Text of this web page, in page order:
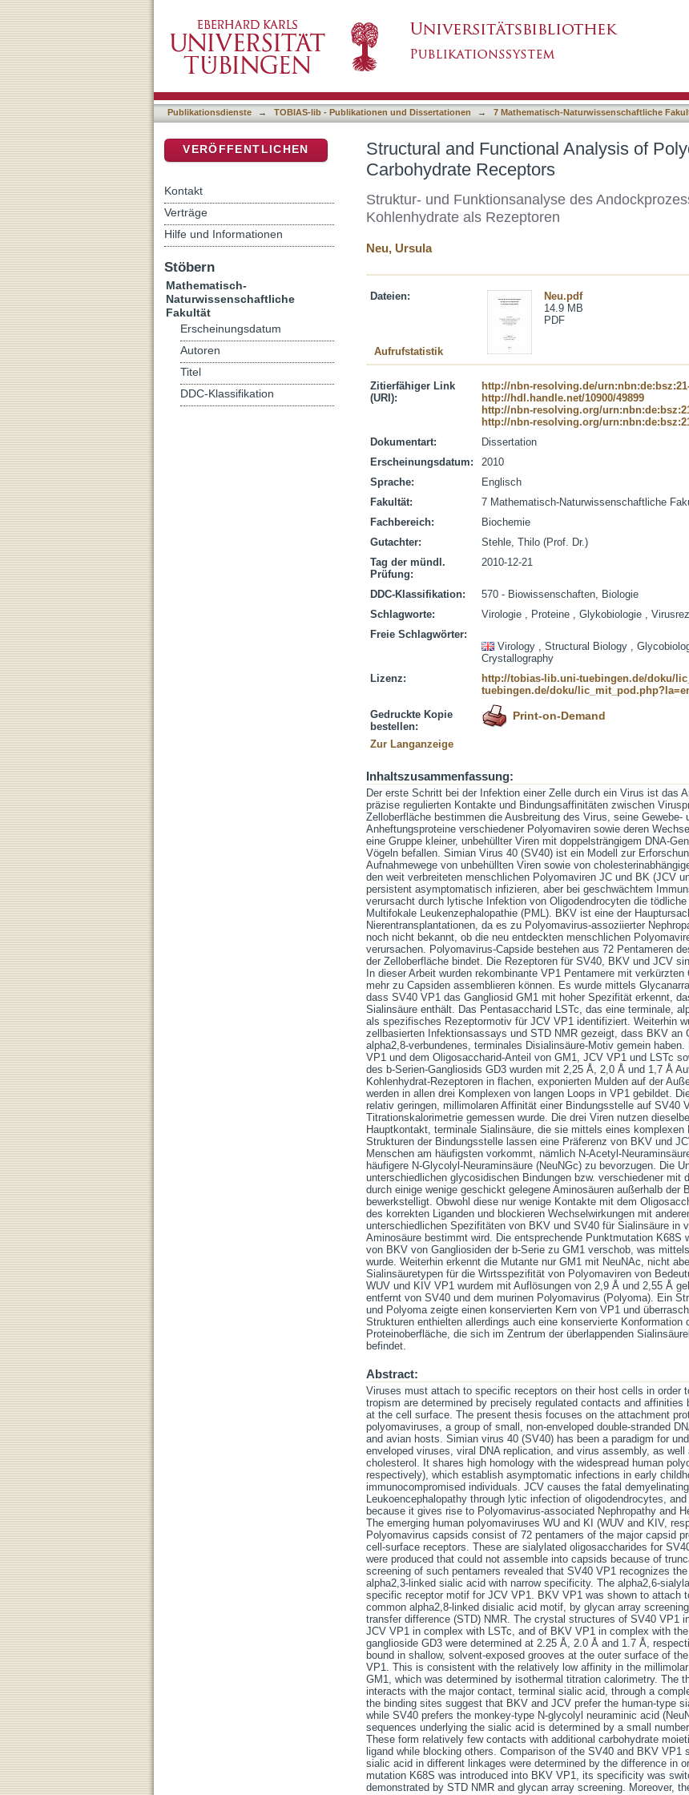
Publikationsdienste → TOBIAS-lib - Publikationen und Dissertationen → 7 Mathematisch-Naturwissenschaftliche
Structural and Functional Analysis of
Carbohydrate Receptors
Struktur- und Funktionsanalyse des
Kohlenhydrate als Rezeptoren
Neu, Ursula
Dateien:
Neu.pdf
14.9 MB
PDF
Aufrufstatistik
Zitierfähiger Link
(URI):
http://nbn-resolving.de/
http://hdl.handle.net/10900/49899
http://nbn-resolving.org/
http://nbn-resolving.org/
Dokumentart:
Dissertation
Erscheinungsdatum:
2010
Sprache:
Englisch
Fakultät:
7 Mathematisch-Naturwissenschaftliche
Fachbereich:
Biochemie
Gutachter:
Stehle, Thilo (Prof. Dr.)
Tag der mündl.
Prüfung:
2010-12-21
DDC-Klassifikation:
570 - Biowissenschaften, Biologie
Schlagworte:
Virologie , Proteine , Glykobiologie ,
Freie Schlagwörter:
Virology , Structural Biology ,
Crystallography
Lizenz:
http://tobias-lib.uni-tuebingen.de/doku/
tuebingen.de/doku/
Gedruckte Kopie
bestellen:
Print-on-Demand
Zur Langanzeige
Inhaltszusammenfassung:
Der erste Schritt bei der Infektion einer Zelle durch ein Virus ist das
präzise regulierten Kontakte und Bindungsaffinitäten zwischen
Zelloberfläche bestimmen die Ausbreitung des Virus, seine
Anheftungsproteine verschiedener Polyomaviren sowie deren
eine Gruppe kleiner, unbehüllter Viren mit doppelsträngigem DNA-
Vögeln befallen. Simian Virus 40 (SV40) ist ein Modell zur
Aufnahmewege von unbehüllten Viren sowie von
den weit verbreiteten menschlichen Polyomaviren JC und BK (JCV
persistent asymptomatisch infizieren, aber bei geschwächtem
verursacht durch lytische Infektion von Oligodendrocyten die
Multifokale Leukenzephalopathie (PML). BKV ist eine der
Nierentransplantationen, da es zu Polyomavirus-assoziierter
noch nicht bekannt, ob die neu entdeckten menschlichen
verursachen. Polyomavirus-Capside bestehen aus 72 Pentameren
der Zelloberfläche bindet. Die Rezeptoren für SV40, BKV und JCV
In dieser Arbeit wurden rekombinante VP1 Pentamere mit
mehr zu Capsiden assemblieren können. Es wurde mittels
dass SV40 VP1 das Gangliosid GM1 mit hoher Spezifität erkennt,
Sialinsäure enthält. Das Pentasaccharid LSTc, das eine terminale,
als spezifisches Rezeptormotiv für JCV VP1 identifiziert. Weiterhin
zellbasierten Infektionsassays und STD NMR gezeigt, dass BKV an
alpha2,8-verbundenes, terminales Disialinsäure-Motiv gemein
VP1 und dem Oligosaccharid-Anteil von GM1, JCV VP1 und LSTc
des b-Serien-Gangliosids GD3 wurden mit 2,25 Å, 2,0 Å und 1,7 Å
Kohlenhydrat-Rezeptoren in flachen, exponierten Mulden auf der
werden in allen drei Komplexen von langen Loops in VP1 gebildet.
relativ geringen, millimolaren Affinität einer Bindungsstelle auf SV40
Titrationskalorimetrie gemessen wurde. Die drei Viren nutzen
Hauptkontakt, terminale Sialinsäure, die sie mittels eines
Strukturen der Bindungsstelle lassen eine Präferenz von BKV und
Menschen am häufigsten vorkommt, nämlich N-Acetyl-
häufigere N-Glycolyl-Neuraminsäure (NeuNGc) zu bevorzugen. Die
unterschiedlichen glycosidischen Bindungen bzw. verschiedener mit
durch einige wenige geschickt gelegene Aminosäuren außerhalb der
bewerkstelligt. Obwohl diese nur wenige Kontakte mit dem
des korrekten Liganden und blockieren Wechselwirkungen mit
unterschiedlichen Spezifitäten von BKV und SV40 für Sialinsäure in
Aminosäure bestimmt wird. Die entsprechende Punktmutation
von BKV von Gangliosiden der b-Serie zu GM1 verschob, was
wurde. Weiterhin erkennt die Mutante nur GM1 mit NeuNAc, nicht
Sialinsäuretypen für die Wirtsspezifität von Polyomaviren von
WUV und KIV VP1 wurdem mit Auflösungen von 2,9 Å und 2,55 Å
entfernt von SV40 und dem murinen Polyomavirus (Polyoma). Ein
und Polyoma zeigte einen konservierten Kern von VP1 und
Strukturen enthielten allerdings auch eine konservierte Konformation
Proteinoberfläche, die sich im Zentrum der überlappenden
befindet.
Abstract:
Viruses must attach to specific receptors on their host cells in order
tropism are determined by precisely regulated contacts and affinities
at the cell surface. The present thesis focuses on the attachment
polyomaviruses, a group of small, non-enveloped double-stranded
and avian hosts. Simian virus 40 (SV40) has been a paradigm for
enveloped viruses, viral DNA replication, and virus assembly, as
cholesterol. It shares high homology with the widespread human
respectively), which establish asymptomatic infections in early
immunocompromised individuals. JCV causes the fatal
Leukoencephalopathy through lytic infection of oligodendrocytes,
because it gives rise to Polyomavirus-associated Nephropathy and
The emerging human polyomaviruses WU and KI (WUV and KIV,
Polyomavirus capsids consist of 72 pentamers of the major capsid
cell-surface receptors. These are sialylated oligosaccharides for
were produced that could not assemble into capsids because of
screening of such pentamers revealed that SV40 VP1 recognizes
alpha2,3-linked sialic acid with narrow specificity. The alpha2,6-
specific receptor motif for JCV VP1. BKV VP1 was shown to attach
common alpha2,8-linked disialic acid motif, by glycan array
transfer difference (STD) NMR. The crystal structures of SV40 VP1
JCV VP1 in complex with LSTc, and of BKV VP1 in complex with
ganglioside GD3 were determined at 2.25 Å, 2.0 Å and 1.7 Å,
bound in shallow, solvent-exposed grooves at the outer surface of
VP1. This is consistent with the relatively low affinity in the
GM1, which was determined by isothermal titration calorimetry. The
interacts with the major contact, terminal sialic acid, through a
the binding sites suggest that BKV and JCV prefer the human-type
while SV40 prefers the monkey-type N-glycolyl neuraminic acid
sequences underlying the sialic acid is determined by a small
These form relatively few contacts with additional carbohydrate
ligand while blocking others. Comparison of the SV40 and BKV
sialic acid in different linkages were determined by the difference in
mutation K68S was introduced into BKV VP1, its specificity was
demonstrated by STD NMR and glycan array screening. Moreover,
VERÖFFENTLICHEN
Kontakt
Verträge
Hilfe und Informationen
Stöbern
Mathematisch-
Naturwissenschaftliche
Fakultät
Erscheinungsdatum
Autoren
Titel
DDC-Klassifikation